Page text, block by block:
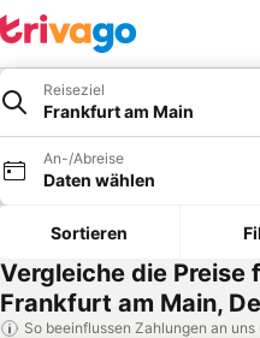
Reiseziel
Frankfurt am Main
An-/Abreise
Daten wählen
Sortieren
Vergleiche die Preise
Frankfurt am Main,
So beeinflussen Zahlungen an uns